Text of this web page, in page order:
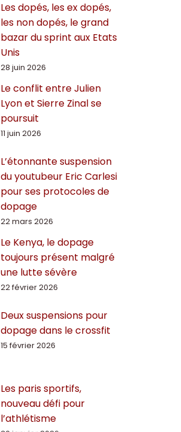
Les dopés, les ex dopés,
les non dopés, le grand
bazar du sprint aux Etats
Unis
28 juin 2026
Le conflit entre Julien
Lyon et Sierre Zinal se
poursuit
11 juin 2026
L’étonnante suspension
du youtubeur Eric Carlesi
pour ses protocoles de
dopage
22 mars 2026
Le Kenya, le dopage
toujours présent malgré
une lutte sévère
22 février 2026
Deux suspensions pour
dopage dans le crossfit
15 février 2026
Les paris sportifs,
nouveau défi pour
l’athlétisme